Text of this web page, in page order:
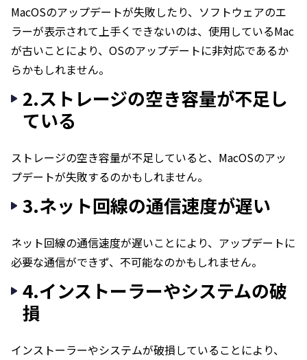
MacOSのアップデートが失敗したり、ソフトウェアのエ
ラーが表示されて上手くできないのは、使用しているMac
が古いことにより、OSのアップデートに非対応であるか
らかもしれません。
2.ストレージの空き容量が不足し
ている
ストレージの空き容量が不足していると、MacOSのアッ
プデートが失敗するのかもしれません。
3.ネット回線の通信速度が遅い
ネット回線の通信速度が遅いことにより、アップデートに
必要な通信ができず、不可能なのかもしれません。
4.インストーラーやシステムの破
損
インストーラーやシステムが破損していることにより、